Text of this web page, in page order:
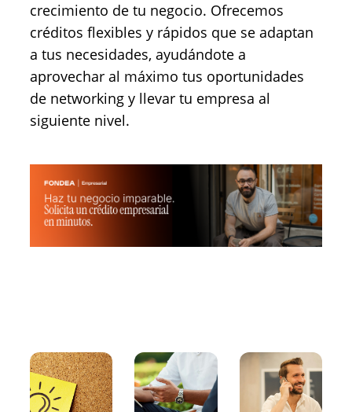
crecimiento de tu negocio. Ofrecemos
créditos flexibles y rápidos que se adaptan
a tus necesidades, ayudándote a
aprovechar al máximo tus oportunidades
de networking y llevar tu empresa al
siguiente nivel.